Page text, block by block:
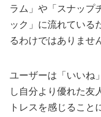
ラム」や「スナップ
ック」に流れている
るわけではありませ
ユーザーは「いいね
し自分より優れた友
トレスを感じること